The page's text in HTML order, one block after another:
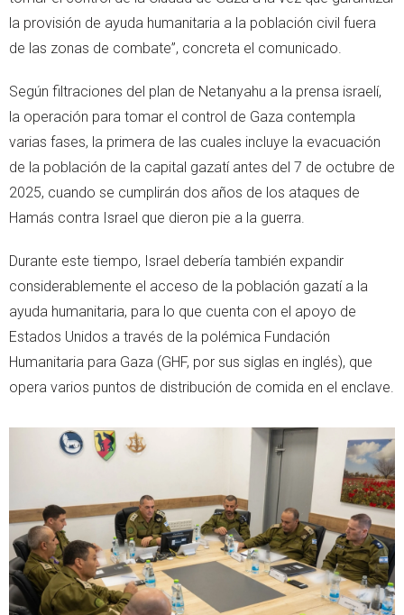
la provisión de ayuda humanitaria a la población civil fuera
de las zonas de combate”, concreta el comunicado.
Según filtraciones del plan de Netanyahu a la prensa israelí,
la operación para tomar el control de Gaza contempla
varias fases, la primera de las cuales incluye la evacuación
de la población de la capital gazatí antes del 7 de octubre de
2025, cuando se cumplirán dos años de los ataques de
Hamás contra Israel que dieron pie a la guerra.
Durante este tiempo, Israel debería también expandir
considerablemente el acceso de la población gazatí a la
ayuda humanitaria, para lo que cuenta con el apoyo de
Estados Unidos a través de la polémica Fundación
Humanitaria para Gaza (GHF, por sus siglas en inglés), que
opera varios puntos de distribución de comida en el enclave.